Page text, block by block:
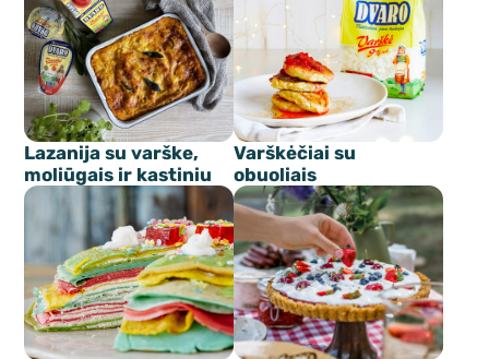
Lazanija su varške,
moliūgais ir kastiniu
Varškėčiai su
obuoliais